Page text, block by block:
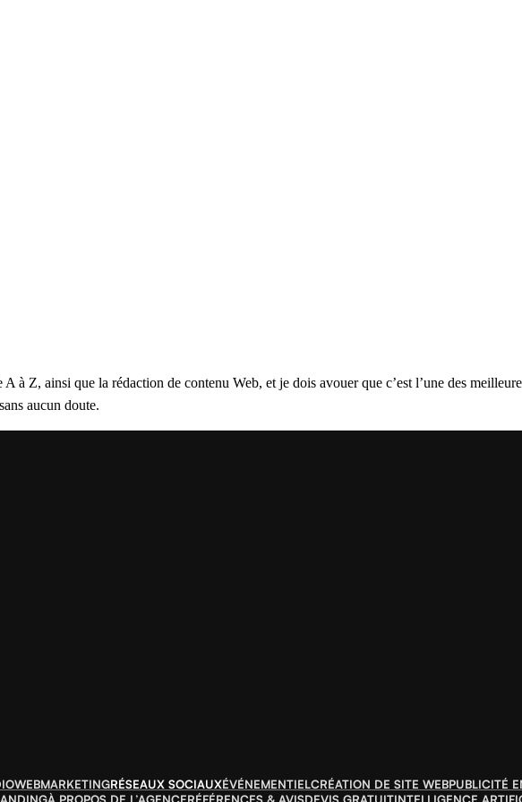
à Z, ainsi que la rédaction de contenu Web, et je dois avouer que c’est l’une des
aucun doute.
WEBMARKETINGRÉSEAUX SOCIAUXÉVÉNEMENTIELCRÉATION DE SITE WEBPUBLICITÉ